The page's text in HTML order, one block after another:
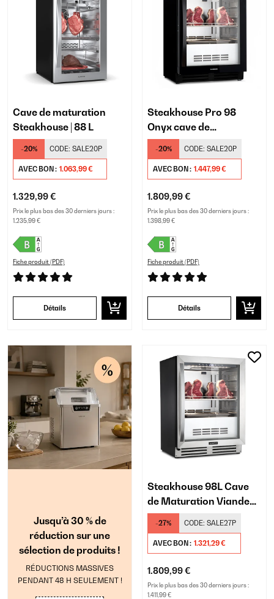
Cave de maturation
Steakhouse | 88 L
-20% CODE: SALE20P
AVEC BON : 1.063,99 €
1.329,99 €
Prix le plus bas des 30 derniers jours :
1.235,99 €
Fiche produit (PDF)
Détails
Steakhouse Pro 98
Onyx cave de
maturation de la viande
-20% CODE: SALE20P
AVEC BON : 1.447,99 €
1.809,99 €
Prix le plus bas des 30 derniers jours :
1.398,99 €
Fiche produit (PDF)
Détails
Jusqu’à 30 % de
réduction sur une
sélection de produits !
RÉDUCTIONS MASSIVES
PENDANT 48 H SEULEMENT !
Steakhouse 98L Cave
de Maturation Viande
Argent
-27% CODE: SALE27P
AVEC BON : 1.321,29 €
1.809,99 €
Prix le plus bas des 30 derniers jours :
1.411,99 €